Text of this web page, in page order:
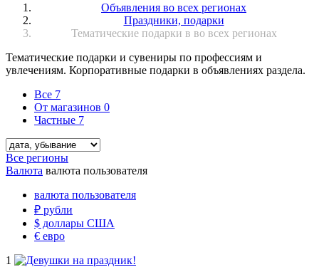
Объявления во всех регионах
Праздники, подарки
Тематические подарки в во всех регионах
Тематические подарки и сувениры по профессиям и
увлечениям. Корпоративные подарки в объявлениях раздела.
Все 7
От магазинов 0
Частные 7
Все регионы
Валюта валюта пользователя
валюта пользователя
₽ рубли
$ доллары США
€ евро
1